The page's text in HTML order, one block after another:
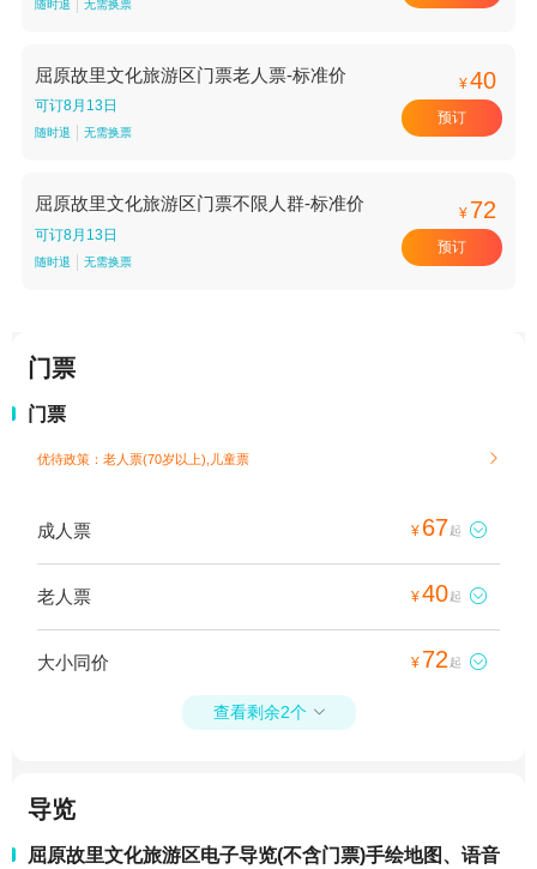
随时退 无需换票
屈原故里文化旅游区门票老人票-标准价
可订8月13日
随时退 无需换票
¥40
预订
屈原故里文化旅游区门票不限人群-标准价
可订8月13日
随时退 无需换票
¥ 72
预订
门票
门票
优待政策：老人票(70岁以上),儿童票 
成人票 ¥ 67起 
老人票 ¥40起 
大小同价 ¥ 72 起 
查看剩余2个 
导览
屈原故里文化旅游区电子导览(不含门票)手绘地图、语音